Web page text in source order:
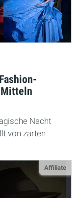
Nacht
von zarten
Affiliate